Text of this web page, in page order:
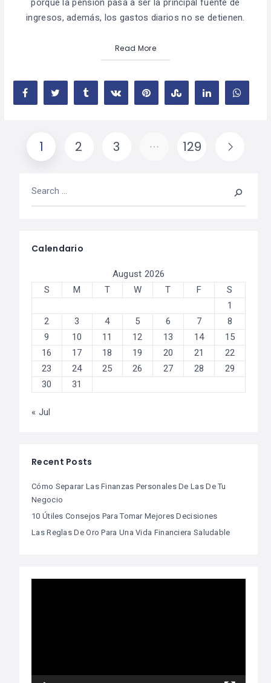
porque la pensión pasa a ser la principal fuente de
ingresos, además, los gastos diarios no se detienen.
Read More
1 2 3 … 129
Calendario
August 2026
S
M T W T F
S
1
2
3 4 5 6 7
8
9
10 11 12 13 14
15
16
17 18 19 20 21
22
23
24 25 26 27 28
29
30
31
« Jul
Recent Posts
Cómo Separar Las Finanzas Personales De Las De Tu
Negocio
10 Útiles Consejos Para Tomar Mejores Decisiones
Las Reglas De Oro Para Una Vida Financiera Saludable